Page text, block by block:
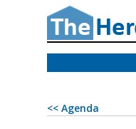
<< Agenda